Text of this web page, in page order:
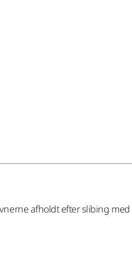
afholdt efter slibing